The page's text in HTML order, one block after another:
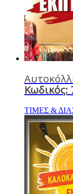
Κωδικός:
ΤΙΜΕΣ &